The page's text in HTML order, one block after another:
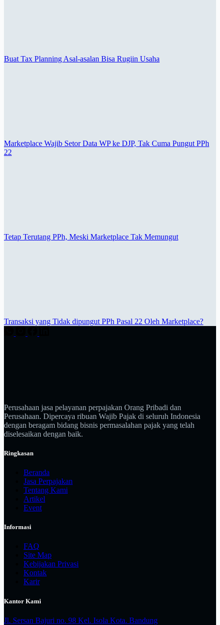
Buat Tax Planning Asal-asalan Bisa Rugiin Usaha
Marketplace Wajib Setor Data WP ke DJP, Tak Cuma Pungut PPh
22
Tetap Terutang PPh, Meski Marketplace Tak Memungut
Transaksi yang Tidak dipungut PPh Pasal 22 Oleh Marketplace?
Perusahaan jasa pelayanan perpajakan Orang Pribadi dan
Perusahaan. Dipercaya ribuan Wajib Pajak di seluruh Indonesia
dengan beragam bidang bisnis permasalahan pajak yang telah
diselesaikan dengan baik.
Ringkasan
Beranda
Jasa Perpajakan
Tentang Kami
Artikel
Event
Informasi
FAQ
Site Map
Kebijakan Privasi
Kontak
Karir
Kantor Kami
Jl. Sersan Bajuri no. 98 Kel. Isola Kota. Bandung